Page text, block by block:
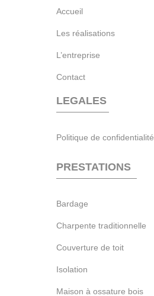
Accueil
Les réalisations
L’entreprise
Contact
LEGALES
Politique de confidentialité
PRESTATIONS
Bardage
Charpente traditionnelle
Couverture de toit
Isolation
Maison à ossature bois